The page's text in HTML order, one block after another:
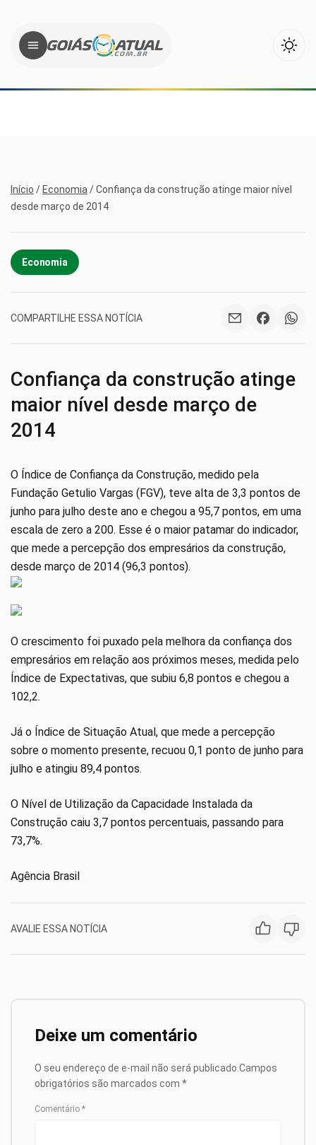
Início / Economia /Confiança da construção atinge maior nível
desde março de 2014
Economia
COMPARTILHE ESSA NOTÍCIA
Confiança da construção atinge
maior nível desde março de
2014
O Índice de Confiança da Construção, medido pela
Fundação Getulio Vargas (FGV), teve alta de 3,3 pontos de
junho para julho deste ano e chegou a 95,7 pontos, em uma
escala de zero a 200. Esse é o maior patamar do indicador,
que mede a percepção dos empresários da construção,
desde março de 2014 (96,3 pontos).
O crescimento foi puxado pela melhora da confiança dos
empresários em relação aos próximos meses, medida pelo
Índice de Expectativas, que subiu 6,8 pontos e chegou a
102,2.
Já o Índice de Situação Atual, que mede a percepção
sobre o momento presente, recuou 0,1 ponto de junho para
julho e atingiu 89,4 pontos.
O Nível de Utilização da Capacidade Instalada da
Construção caiu 3,7 pontos percentuais, passando para
73,7%.
Agência Brasil
AVALIE ESSA NOTÍCIA
Deixe um comentário
O seu endereço de e-mail não será publicado. Campos
obrigatórios são marcados com *
Comentário *